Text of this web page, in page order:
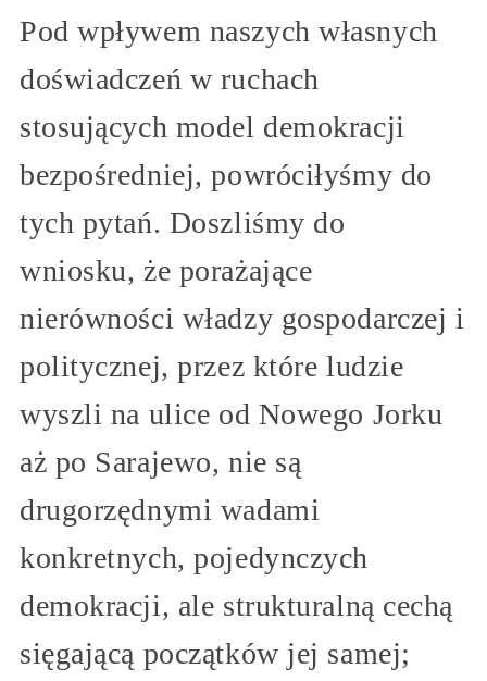
Pod wpływem naszych własnych
doświadczeń w ruchach
stosujących model demokracji
bezpośredniej, powróciłyśmy do
tych pytań. Doszliśmy do
wniosku, że porażające
nierówności władzy gospodarczej i
politycznej, przez które ludzie
wyszli na ulice od Nowego Jorku
aż po Sarajewo, nie są
drugorzędnymi wadami
konkretnych, pojedynczych
demokracji, ale strukturalną cechą
sięgającą początków jej samej;